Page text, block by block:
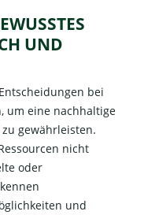
UND
bei
um eine nachhaltige
gewährleisten.
nicht
oder
und